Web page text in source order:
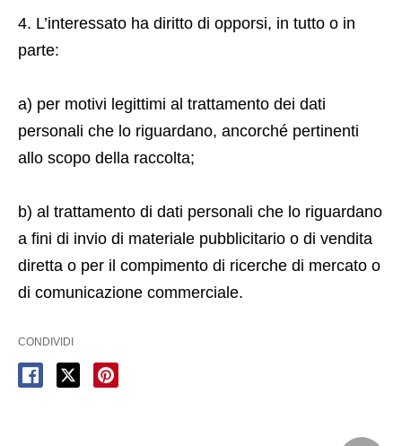
4. L’interessato ha diritto di opporsi, in tutto o in
parte:
a) per motivi legittimi al trattamento dei dati
personali che lo riguardano, ancorché pertinenti
allo scopo della raccolta;
b) al trattamento di dati personali che lo riguardano
a fini di invio di materiale pubblicitario o di vendita
diretta o per il compimento di ricerche di mercato o
di comunicazione commerciale.
CONDIVIDI